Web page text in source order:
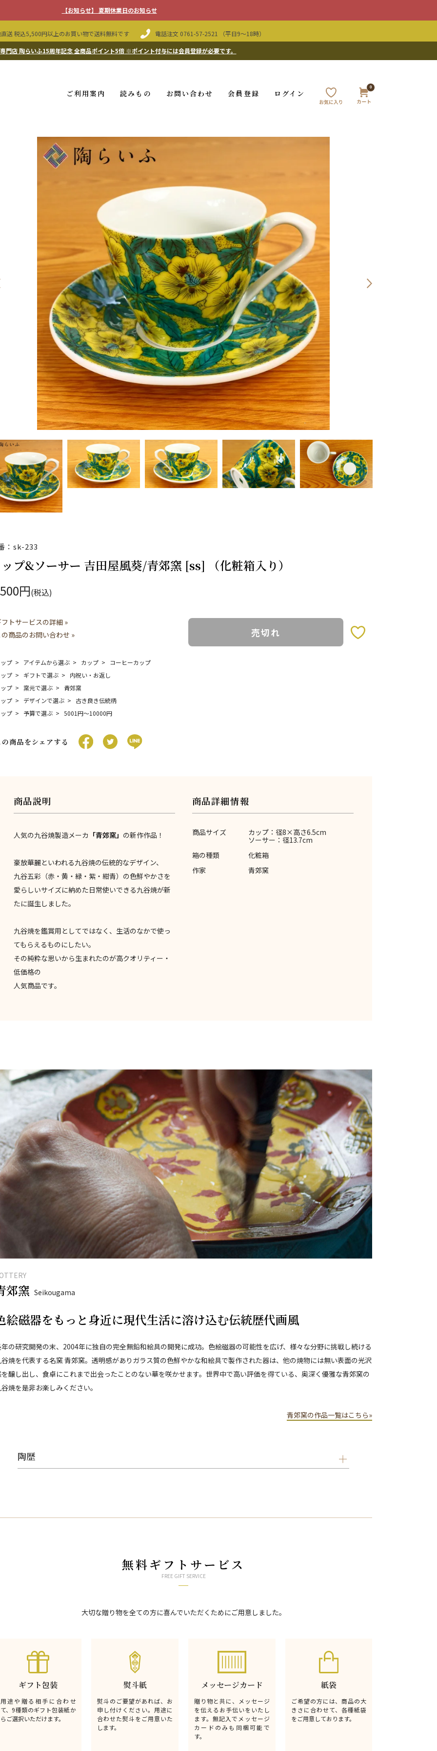
【お知らせ】 夏期休業日のお知らせ
送 税込5,500円以上のお買い物で送料無料です 電話注文 0761-57-2521 （平日9〜18時）
門店 陶らいふ15周年記念 全商品ポイント5倍※ポイント付与には会員登録が必要です。
ご利用案内 読みもの お問い合わせ 会員登録 ログイン
0
：sk-233
プ&ソーサー 吉田屋風葵/青郊窯 [ss] （化粧箱入り）
円(税込)
売切れ
トサービスの詳細 »
商品のお問い合わせ »
プ アイテムから選ぶ カップ
コーヒーカップ
プ
ギフトで選ぶ
内祝い・お返し
プ
窯元で選ぶ
青郊窯
プ
デザインで選ぶ
古き良き伝統柄
プ
予算で選ぶ 5001円〜10000円
の商品をシェアする
商品説明
人気の九谷焼製造メーカ 「青郊窯」 の新作作品！
豪放華麗といわれる九谷焼の伝統的なデザイン、
九谷五彩（赤・黄・緑・紫・紺青）の色鮮やかさを
愛らしいサイズに納めた日常使いできる九谷焼が新
たに誕生しました。
九谷焼を鑑賞用としてではなく、生活のなかで使っ
てもらえるものにしたい。
その純粋な思いから生まれたのが高クオリティー・
低価格の
人気商品です。
商品詳細情報
商品サイズ
カップ：径8×高さ6.5cm
ソーサー：径13.7cm
箱の種類
化粧箱
作家
青郊窯
郊窯 Seikougama
絵磁器をもっと身近に現代生活に溶け込む伝統歴代画風
の研究開発の末、2004年に独自の完全無鉛和絵具の開発に成功。色絵磁器の可能性を広げ、様々な分野に挑戦し続ける
焼を代表する名窯 青郊窯。透明感がありガラス質の色鮮やかな和絵具で製作された器は、他の焼物には無い表面の光沢
醸し出し、食卓にこれまで出会ったことのない華を咲かせます。世界中で高い評価を得ている、奥深く優雅な青郊窯の
焼を是非お楽しみください。
青郊窯の作品一覧はこちら»
陶歴
無料ギフトサービス
FREE GIFT SERVICE
大切な贈り物を全ての方に喜んでいただくためにご用意しました。
ギフト包装
用途や贈る相手に合わせ
て、9種類のギフト包装紙か
らご選択いただけます。
熨斗紙
熨斗のご要望があれば、お
申し付けください。用途に
合わせた熨斗をご用意いた
します。
メッセージカード
贈り物と共に、メッセージ
を伝えるお手伝いをいたし
ます。無記入でメッセージ
カードのみも同梱可能で
す。
紙袋
ご希望の方には、商品の大
きさに合わせて、各種紙袋
をご用意しております。